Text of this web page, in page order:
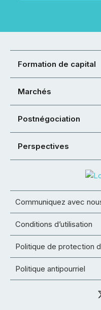
Formation de capital
Marchés
Postnégociation
Perspectives
Communiquez avec
Conditions d’utilisation
Politique de protection
Politique antipourriel